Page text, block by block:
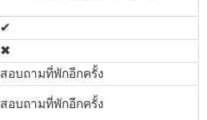
✔︎
✖︎
สอบถามที่พักอีกครั้ง
สอบถามที่พักอีกครั้ง